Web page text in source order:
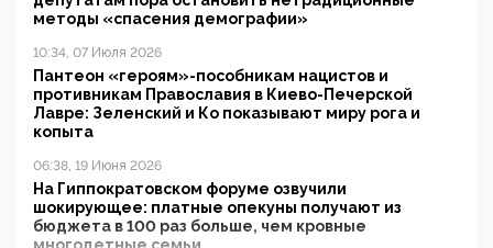
методы «спасения демографии»
10:34, 07 Июля 2026
Пантеон «героям»-пособникам нацистов и
противникам Православия в Киево-Печерской
Лавре: Зеленский и Ко показывают миру рога и
копыта
06:38, 19 Июня 2026
На Гиппократовском форуме озвучили
шокирующее: платные опекуны получают из
бюджета в 100 раз больше, чем кровные